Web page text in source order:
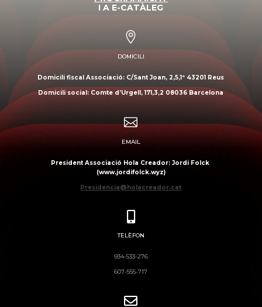
I A E-CATÀLEG

DOMICILI
Domicili fiscal Associació: C/Sant Joan, 2,5,1ª 43201 Reus
Domicili social: Comte d’Urgell, 171,3,2 08036 Barcelona

EMAIL
President Associació Hola Creador: Jordi Folck
(www.jordifolck.wyz)
Presidencia@holacreador.cat

TELÈFON
934-533-276
607-555-717
